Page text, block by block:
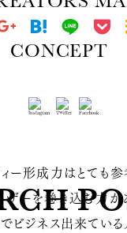
CONCEPT
ー形成力はとても参
ザーを巻き込む力が
ビジネス出来てい